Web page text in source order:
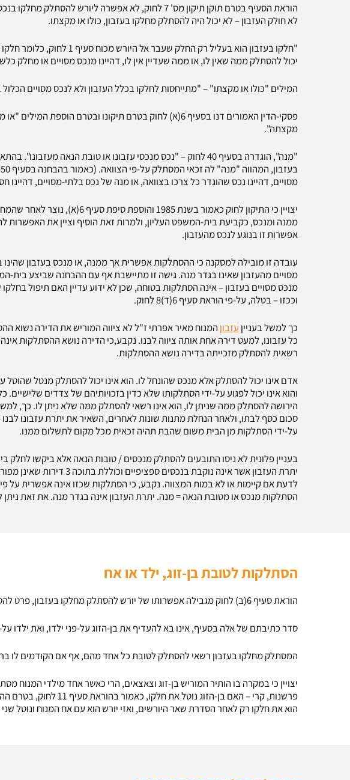
הוראת הסעיף בטרם תוקן תיקון מס' 7 לחוק, לא אפשרה ליורש
לא חולק העזבון – לא יכול היה להסתלק מחלקו בעזבון, כולו או מקצתו.
"חלקו בעזבון הוא בעליל רק החלק
יכול להסתלק ממה שאין לו, או ממה שעדיין אין לו, דהיינו מנכס מסויים או מחלק
המילים "כולו או מקצתו" – "מתייחסות לחלקו בכלל העזבון ולא לנכס מסויים הכלול
פסקי-הדין האמורים דנו בסעיף 6(א) לחוק בטרם תיקונו ובטרם
מקצתה".
"מנה", הוגדרה בסעיף 40 לחוק – "נכס מנכסי עזבונו או טובת הנאה
מסויים, דהיינו נכס שהוגדר כל צרכו בצוואה, או מנה של נכס בלתי-מסויים, דהיינו
יצויין כי התיקון לחוק כאמור בשנת
ממנה ומנכס, כקביעת בית-המשפט העליון, ולמרות זאת הוסיף וציין את האפשרות
אפשרות זו בנוגע לנכס מהעזבון.
עובדה זו מובילה למסקנה כי ההסתלקות אפשרית אך ממנה, או מנכס בעזבון שהינו
מסויים מהעזבון שאינו בגדר מנה. גישה זו מתיישבת אף עם ההבחנה שביצע בית-
מנכס מסויים בעזבון – אינה הסתלקות בטוחה, שכן לא ידוע עדיין האם תיפול
וככזו – בטלה, על-פי הוראת סעיף 6(ד)8 לחוק.
כך למשל בעניין עזבון המנוח מאיר אפרתי ז"ל לא ציווה המוריש את הדירה נשוא
כל עזבונו, למעט דירה אחת אותה ציווה לבנו. נקבע,כי הדירה נושא ההסתלקות
רשאית להסתלק מזכייתה בדירה נושא ההסתלקות.
אדם אינו יכול להסתלק אלא מנכס שהונחל לו. הוא אינו יכול להסתלק מנטל שהוטל
והוא אינו יכול לפגוע על-ידי הסתלקותו שלא כדין בזכויותיהם של צדדים שלישיים.
הירושה להסתלק ממה שניתן לו, הוא אינו רשאי להסתלק ממה שלא ניתן לו. כך,
סכום כסף לבתו, ולאחר הנחלת מתנות שונות לאחרים, השאיר את יתרת עזבונו
על-ידי הסתלקות מן הבית משום שהבת תהיה זכאית מכל מקום לתשלום ממנו.
בעניין פלונית לא ניסו התובעים להסתלק מנכסים / טובות הנאה אלא ביקשו לחלק
יתרת העזבון אשר אינה נוקבת
הסתלקות מנכס או מטובת הנאה = מנה. יתרת העזבון אינה בגדר מנה. את זאת
הסתלקות לטובת בן-זוג, ילד או אח
הוראת סעיף 6(ב) לחוק מגבילה אפשרותו של יורש להסתלק מחלקו בעזבון, פרט להסתלקות שהינה לטובת בן-זוגו, ילדו או אחיו.
סדר כתיבתם של אלה בסעיף, אינו בא להעדיף את בן-הזוג על-פני ילדו, ואת ילדו על-
המסתלק מחלקו בעזבון רשאי להסתלק לטובת כל אחד מהם, אף אם הקודמים לו
יצויין כי במקרה בו הותיר המוריש בן-זוג וצאצאים, הרי כאשר אחד מילדי המנוח
פרשנות, קרי – האם בן-הזוג
הוא את חלקו רק לאחר הסדרת שאר היורשים, ואזי יורש הוא עם אח המנוח ונוטל